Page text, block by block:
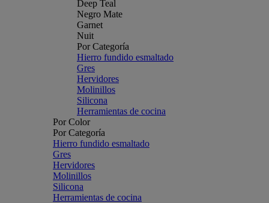
Deep Teal
Negro Mate
Garnet
Nuit
Por Categoría
Hierro fundido esmaltado
Gres
Hervidores
Molinillos
Silicona
Herramientas de cocina
Por Color
Por Categoría
Hierro fundido esmaltado
Gres
Hervidores
Molinillos
Silicona
Herramientas de cocina